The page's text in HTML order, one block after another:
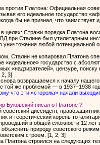
против Платона: Официальная
его идеальное государство
бы не признал, что
целях: Стражи порядка Платона
при Сталине был утилитарным
уничтожения любой потенциальной
Сталин не копировал Платона
«идеальное» государство с
«надзирателей», цензуре, поиску
3]
возвращаемся к началу
той же проблемой — в 1937–1938
что эти «сторожа» начали
Буковский писал о Платоне ?
советский диссидент,
и теоретический корень
в общей сложности 12 лет
природу советского
строем. [1, 2, 3]
Платона строился на следующих